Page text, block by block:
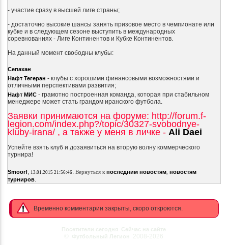
- участие сразу в высшей лиге страны;
- достаточно высокие шансы занять призовое место в чемпионате или
кубке и в следующем сезоне выступить в международных
соревнованиях - Лиге Континентов и Кубке Континентов.
На данный момент свободны клубы:
Сепахан
Нафт Тегеран - клубы с хорошими финансовыми возможностями и
отличными перспективами развития;
Нафт МИС- грамотно построенная команда, которая при стабильном
менеджере может стать грандом иранского футбола.
Заявки принимаются на форуме: http://forum.f-
legion.com/index.php?/topic/30327-svobodnye-
kluby-irana/ , а также у меня в личке - Ali Daei
Успейте взять клуб и дозаявиться на вторую волну коммерческого
турнира!
Smoorf, 13.01.2015 21:56:46. Вернуться к последним новостям, новостям
турниров.
Временно комментарии закрыты, скоро откроются.